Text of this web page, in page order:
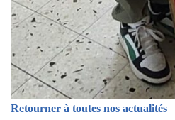
Retourner à toutes nos actualités